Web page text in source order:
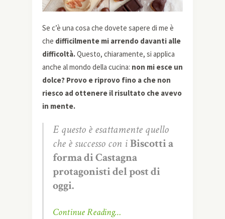
Se c’è una cosa che dovete sapere di me è
che difficilmente mi arrendo davanti alle
difficoltà.Questo, chiaramente, si applica
anche al mondo della cucina: non mi esce un
dolce? Provo e riprovo fino a che non
riesco ad ottenere il risultato che avevo
in mente.
E questo è esattamente quello
che è successo con iBiscotti a
forma di Castagna
protagonisti del post di
oggi.
Continue Reading…